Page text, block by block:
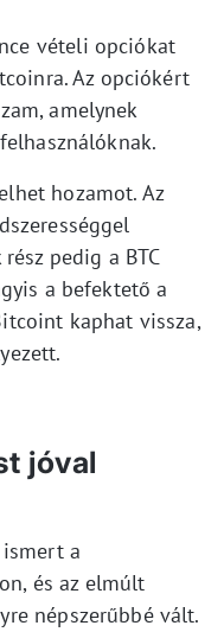
vételi opciókat
Az opciókért
amelynek
hozamot. Az
pedig a BTC
a befektető a
kaphat vissza,
jóval
a
és az elmúlt
népszerűbbé vált.